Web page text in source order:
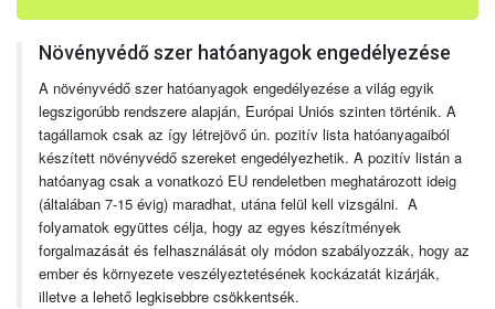
Növényvédő szer hatóanyagok engedélyezése
A növényvédő szer hatóanyagok engedélyezése a világ egyik
legszigorúbb rendszere alapján, Európai Uniós szinten történik. A
tagállamok csak az így létrejövő ún. pozitív lista hatóanyagaiból
készített növényvédő szereket engedélyezhetik. A pozitív listán a
hatóanyag csak a vonatkozó EU rendeletben meghatározott ideig
(általában 7-15 évig) maradhat, utána felül kell vizsgálni. A
folyamatok együttes célja, hogy az egyes készítmények
forgalmazását és felhasználását oly módon szabályozzák, hogy az
ember és környezete veszélyeztetésének kockázatát kizárják,
illetve a lehető legkisebbre csökkentsék.